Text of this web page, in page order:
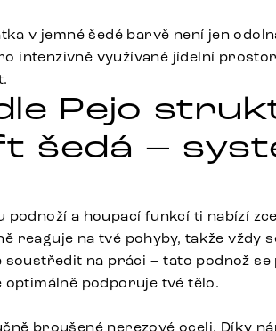
v jemné šedé barvě není jen
intenzivně využívané jídelní
Pejo
šedá –
a houpací funkcí ti nabízí
reaguje na tvé pohyby, takže vždy
soustředit na práci – tato podnož
optimálně podporuje tvé tělo.
broušené nerezové oceli. Díky